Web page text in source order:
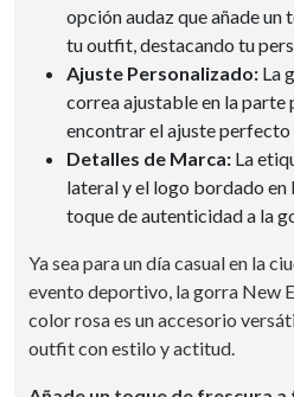
opción audaz que añade un
tu outfit, destacando tu
Ajuste Personalizado: La
correa ajustable en la
encontrar el ajuste perfecto
Detalles de Marca: La
lateral y el logo bordado en
toque de autenticidad a la
Ya sea para un día casual en la
evento deportivo, la gorra New
color rosa es un accesorio
outfit con estilo y actitud.